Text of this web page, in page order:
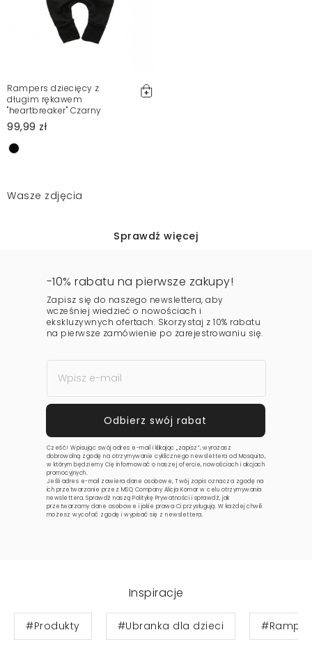
Rampers dziecięcy z
długim rękawem
"heartbreaker" Czarny
99,99 zł
Wasze zdjęcia
Sprawdź więcej
-10% rabatu na pierwsze zakupy!
Zapisz się do naszego newslettera, aby
wcześniej wiedzieć o nowościach i
ekskluzywnych ofertach. Skorzystaj z 10% rabatu
na pierwsze zamówienie po zarejestrowaniu się.
Cześć! Wpisując swój adres e-mail i klikając „zapisz”, wyrażasz
dobrowolną zgodę na otrzymywanie cyklicznego newslettera od Mosquito,
w którym będziemy Cię informować o naszej ofercie, nowościach i akcjach
promocyjnych.
Jeśli adres e-mail zawiera dane osobowe, Twój zapis oznacza zgodę na
ich przetwarzanie przez MSQ Company Alicja Komar w celu otrzymywania
newslettera. Sprawdź naszą Politykę Prywatności i sprawdź, jak
przetwarzamy dane osobowe i jakie prawa Ci przysługują. W każdej chwili
możesz wycofać zgodę i wypisać się z newslettera.
Inspiracje
#Produkty #Ubranka dla dzieci